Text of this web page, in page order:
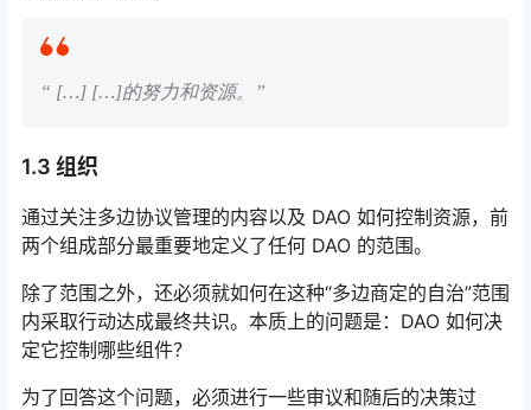
“ […] […]的努力和资源。”
1.3 组织
通过关注多边协议管理的内容以及 DAO 如何控制资源，前
两个组成部分最重要地定义了任何 DAO 的范围。
除了范围之外，还必须就如何在这种“多边商定的自治”范围
内采取行动达成最终共识。本质上的问题是：DAO 如何决
定它控制哪些组件？
为了回答这个问题，必须进行一些审议和随后的决策过